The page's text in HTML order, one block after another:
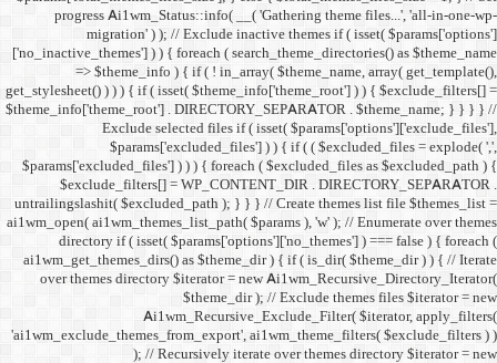
progress
migration' ) ); //
['no_inactive_themes'] ) ) {
=> $theme_info )
get_stylesheet() ) ) ) { if (
$theme_info['theme_root'] .
Exclude
$params['excluded_files']
$exclude_filters[] =
untrailingslashit(
ai1wm_open(
directory if ( isset(
over themes directory
); //